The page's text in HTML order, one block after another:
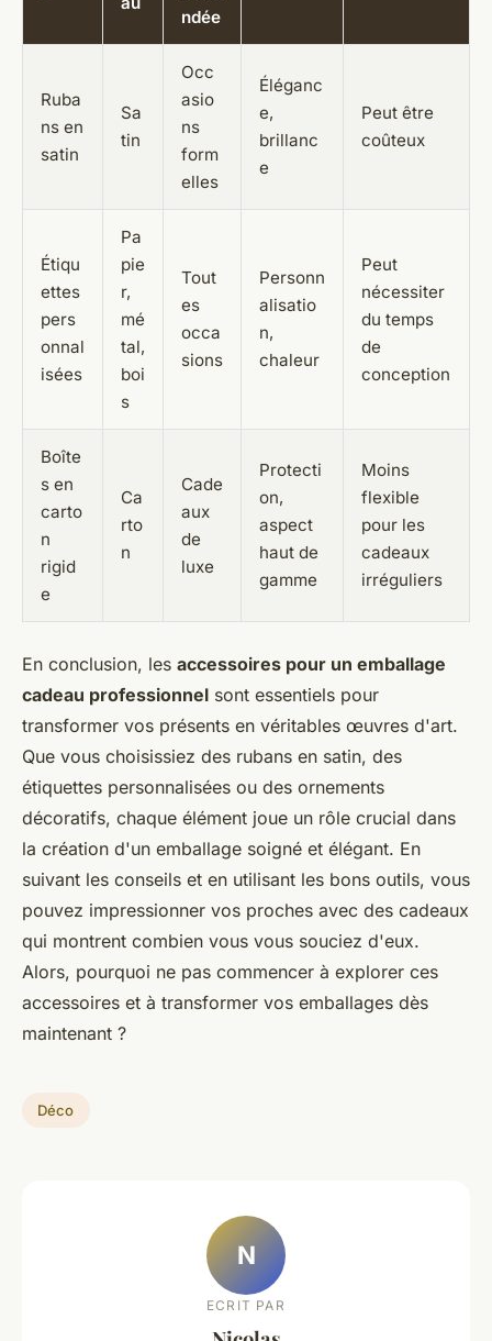
ndée
Ruba
ns en
satin
Sa
tin
Occ
asio
ns
form
elles
Éléganc
e,
brillanc
e
Peut être
coûteux
Étiqu
ettes
pers
onnal
isées
Pa
pie
r,
mé
tal,
boi
s
Tout
es
occa
sions
Personn
alisatio
n,
chaleur
Peut
nécessiter
du temps
de
conception
Boîte
s en
carto
n
rigid
e
Ca
rto
n
Cade
aux
de
luxe
Protecti
on,
aspect
haut de
gamme
Moins
flexible
pour les
cadeaux
irréguliers
En conclusion, les accessoires pour un emballage
cadeau professionnel sont essentiels pour
transformer vos présents en véritables œuvres d'art.
Que vous choisissiez des rubans en satin, des
étiquettes personnalisées ou des ornements
décoratifs, chaque élément joue un rôle crucial dans
la création d'un emballage soigné et élégant. En
suivant les conseils et en utilisant les bons outils, vous
pouvez impressionner vos proches avec des cadeaux
qui montrent combien vous vous souciez d'eux.
Alors, pourquoi ne pas commencer à explorer ces
accessoires et à transformer vos emballages dès
maintenant ?
Déco
N
ECRIT PAR